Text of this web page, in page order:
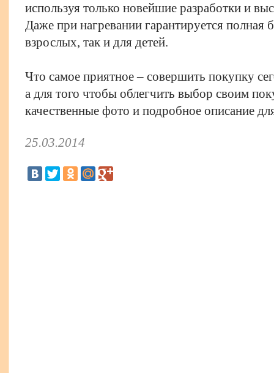
используя только новейшие разработки и
Даже при нагревании гарантируется полная
взрослых, так и для детей.
Что самое приятное – совершить покупку
а для того чтобы облегчить выбор своим
качественные фото и подробное описание
25.03.2014